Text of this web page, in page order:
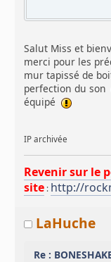
Salut Miss et
merci pour les
mur tapissé de
perfection du
équipé
IP archivée
Revenir sur le
site : http://
LaHuche
Re :